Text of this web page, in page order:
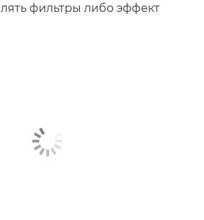
фильтры либо эффект